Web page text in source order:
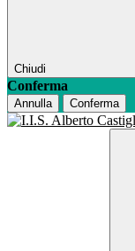
Chiudi
Conferma
Annulla Conferma